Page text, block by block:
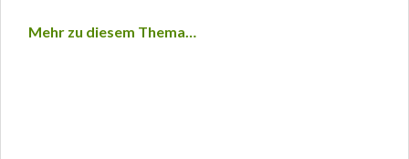
Mehr zu diesem Thema…